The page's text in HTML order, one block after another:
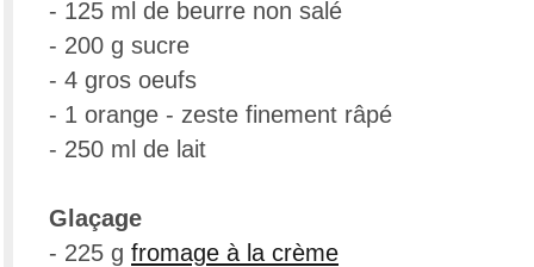
- 125 ml de beurre non salé
- 200 g sucre
- 4 gros oeufs
- 1 orange - zeste finement râpé
- 250 ml de lait
Glaçage
- 225 g fromage à la crème